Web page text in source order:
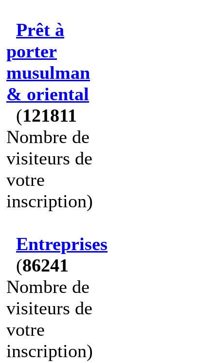
Prêt à
porter
musulman
& oriental
(121811
Nombre de
visiteurs de
votre
inscription)
Entreprises
(86241
Nombre de
visiteurs de
votre
inscription)